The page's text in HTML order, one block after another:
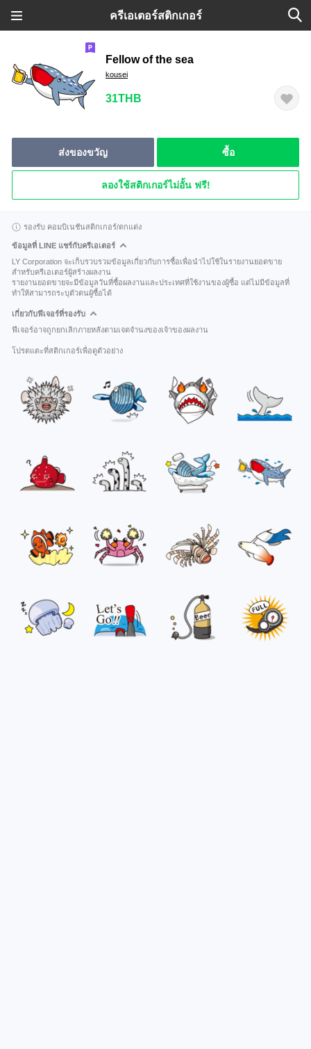
ครีเอเตอร์สติกเกอร์
Fellow of the sea
kousei
31THB
ส่งของขวัญ ซื้อ
ลองใช้สติกเกอร์ไม่อั้น ฟรี!
รองรับ คอมบิเนชันสติกเกอร์/ตกแต่ง
ข้อมูลที่ LINE แชร์กับครีเอเตอร์
LY Corporation จะเก็บรวบรวมข้อมูลเกี่ยวกับการซื้อเพื่อนำไปใช้ในรายงานยอดขาย
สำหรับครีเอเตอร์ผู้สร้างผลงาน
รายงานยอดขายจะมีข้อมูลวันที่ซื้อผลงานและประเทศที่ใช้งานของผู้ซื้อ แต่ไม่มีข้อมูลที่
ทำให้สามารถระบุตัวตนผู้ซื้อได้
เกี่ยวกับฟีเจอร์ที่รองรับ
ฟีเจอร์อาจถูกยกเลิกภายหลังตามเจตจำนงของเจ้าของผลงาน
โปรดแตะที่สติกเกอร์เพื่อดูตัวอย่าง